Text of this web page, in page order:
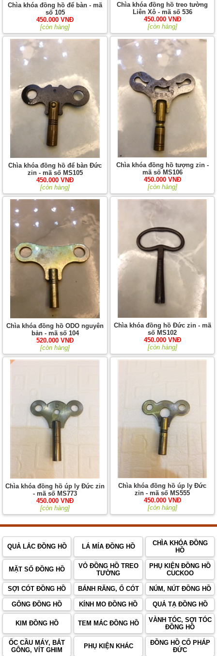
Chìa khóa đồng hồ để bàn - mã
số 105
450.000 VNĐ
[còn hàng]
Chìa khóa đồng hồ treo tường
Liên Xô - mã số 536
450.000 VNĐ
[còn hàng]
Chìa khóa đồng hồ để bàn Đức
zin - mã số MS105
450.000 VNĐ
[còn hàng]
Chìa khóa đồng hồ tượng zin -
mã số MS106
450.000 VNĐ
[còn hàng]
Chìa khóa đồng hồ ODO nguyên
bản - mã số 104
520.000 VNĐ
[còn hàng]
Chìa khóa đồng hồ Đức zin - mã
số MS102
450.000 VNĐ
[còn hàng]
Chìa khóa đồng hồ úp ly Đức zin
- mã số MS773
450.000 VNĐ
[còn hàng]
Chìa khóa đồng hồ úp ly Đức
zin - mã số MS555
450.000 VNĐ
[còn hàng]
QUẢ LẮC ĐỒNG HỒ LÁ MÍA ĐỒNG HỒ
CHÌA KHÓA ĐỒNG
HỒ
MẶT SỐ ĐỒNG HỒ
VỎ ĐỒNG HỒ TREO
TƯỜNG
PHỤ KIỆN ĐỒNG HỒ
CUCKOO
SỢI CÓT ĐỒNG HỒ BÁNH RĂNG, Ổ CÓT NÚM, NÚT ĐỒNG HỒ
GÔNG ĐỒNG HỒ KÍNH MO ĐỒNG HỒ QUẢ TẠ ĐỒNG HỒ
KIM ĐỒNG HỒ TEM MÁC ĐỒNG HỒ
VÀNH TÓC, SỢI TÓC
ĐỒNG HỒ
ỐC CẦU MÁY, BẮT
GÔNG, VÍT GHIM
PHỤ KIỆN KHÁC
ĐỒNG HỒ CỔ PHÁP
ĐỨC